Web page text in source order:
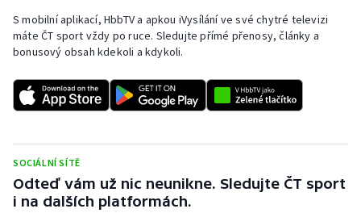
Rychlostní kanoistika
Short track
Sportovní střelba
Triatlon
Veslování
S mobilní aplikací, HbbTV a apkou iVysílání ve své chytré televizi
máte ČT sport vždy po ruce. Sledujte přímé přenosy, články a
bonusový obsah kdekoli a kdykoli.
SOCIÁLNÍ SÍTĚ
Odteď vám už nic neunikne. Sledujte ČT sport
i na dalších platformách.